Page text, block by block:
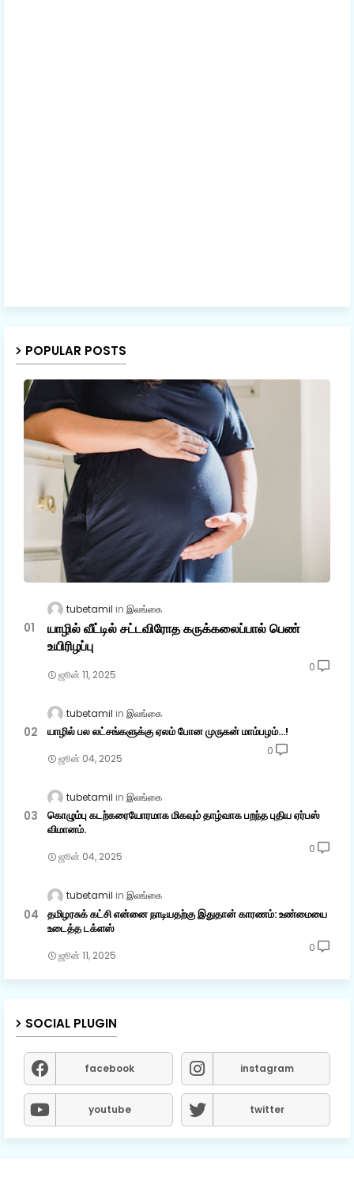
POPULAR POSTS
tubetamil இலங்கை
யாழில் வீட்டில் சட்டவிரோத கருக்கலைப்பால் பெண்
உயிரிழப்பு
ஜூன் 11, 2025
0
tubetamil இலங்கை
யாழில் பல லட்சங்களுக்கு ஏலம் போன முருகன் மாம்பழம்...!
ஜூன் 04, 2025
0
tubetamil இலங்கை
கொழும்பு கடற்கரையோரமாக மிகவும் தாழ்வாக பறந்த புதிய ஏர்பஸ்
விமானம்.
ஜூன் 04, 2025
0
tubetamil இலங்கை
தமிழரசுக் கட்சி என்னை நாடியதற்கு இதுதான் காரணம்: உண்மையை
உடைத்த டக்ளஸ்
ஜூன் 11, 2025
0
SOCIAL PLUGIN
facebook instagram
youtube twitter